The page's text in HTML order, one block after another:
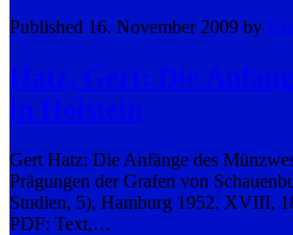
Published 16. November 2009 by
Hatz, Gert: Die
in Holstein
Gert Hatz: Die Anfänge des
Prägungen der Grafen von
Studien, 5), Hamburg 1952. XVIII,
PDF: Text,…